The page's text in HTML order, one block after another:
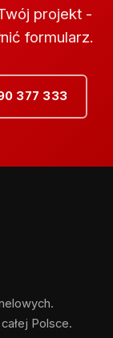
projekt -
formularz.
377 333
Polsce.